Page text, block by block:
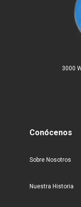
3000
Conócenos
Sobre Nosotros
Nuestra Historia